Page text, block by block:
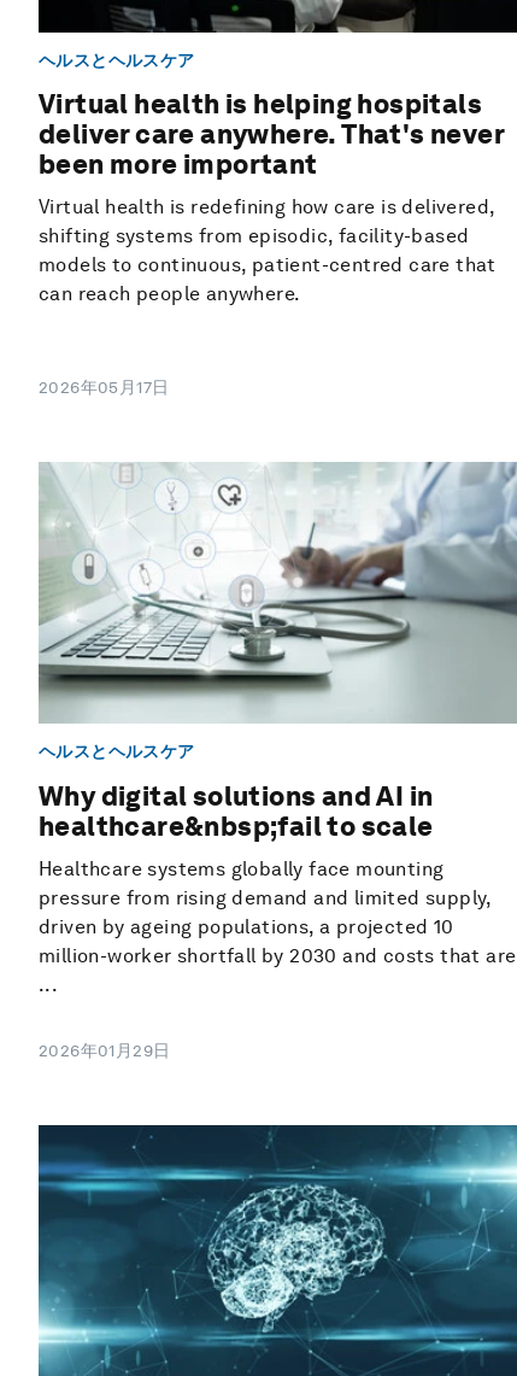
ヘルスとヘルスケア
Virtual health is helping hospitals
deliver care anywhere. That's never
been more important
Virtual health is redefining how care is delivered,
shifting systems from episodic, facility-based
models to continuous, patient-centred care that
can reach people anywhere.
2026年05月17日
ヘルスとヘルスケア
Why digital solutions and AI in
healthcare&nbsp;fail to scale
Healthcare systems globally face mounting
pressure from rising demand and limited supply,
driven by ageing populations, a projected 10
million-worker shortfall by 2030 and costs that are
...
2026年01月29日